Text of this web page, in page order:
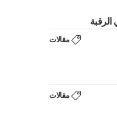
مقالات
مقالات